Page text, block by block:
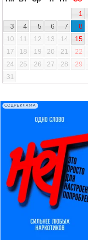
1
3
4 5 6 7 8
10
11 12 13 14 15
17
18 19 20 21 22
24
25 26 27 28 29
31
СОЦРЕКЛАМА